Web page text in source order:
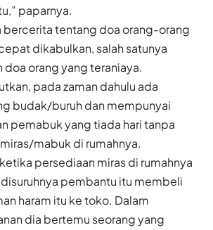
paparnya.
bercerita tentang doa orang-orang
dikabulkan, salah satunya
doa orang yang teraniaya.
pada zaman dahulu ada
budak/buruh dan mempunyai
pemabuk yang tiada hari tanpa
mabuk di rumahnya.
persediaan miras di rumahnya
pembantu itu membeli
haram itu ke toko. Dalam
dia bertemu seorang yang